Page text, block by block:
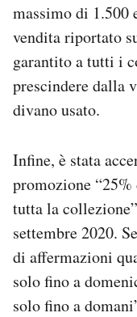
massimo di 1.500
vendita riportato
garantito a tutti i
prescindere dalla
divano usato.
Infine, è stata
promozione
tutta la
settembre 2020.
di affermazioni
solo fino a
solo fino a